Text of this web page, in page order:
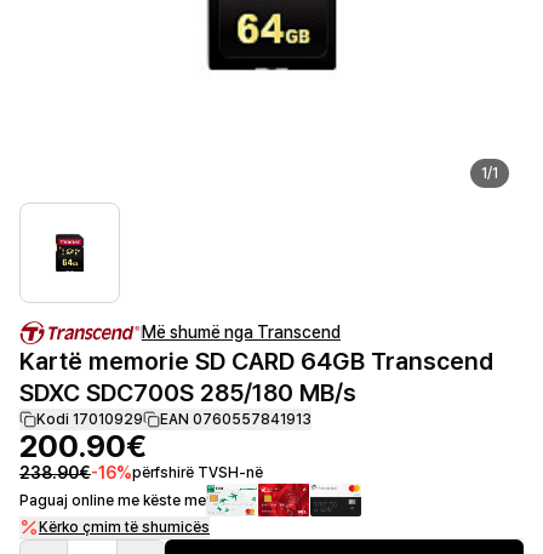
1/1
Më shumë nga Transcend
Kartë memorie SD CARD 64GB Transcend
SDXC SDC700S 285/180 MB/s
Kodi 17010929 EAN 0760557841913
200.90€
238.90€-16%përfshirë TVSH-në
Paguaj online me këste me
Kërko çmim të shumicës